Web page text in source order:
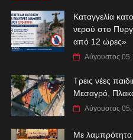
Καταγγελία
νερού στο
από 12 ώρες»
Αύγουστος
Τρεις νέες
Μεσαγρό,
Αύγουστος
Με λαμπρότητα